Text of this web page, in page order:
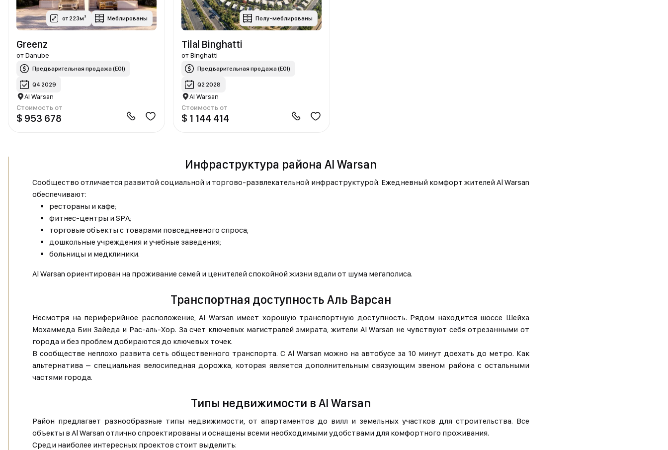
от 223м² Меблированы
Greenz
отDanube
Предварительная продажа (EOI)
Q4 2029
Al Warsan
Стоимость от
$ 953 678
Полу-меблированы
Tilal Binghatti
отBinghatti
Предварительная продажа (EOI)
Q2 2028
Al Warsan
Стоимость от
$ 1 144 414
Инфраструктура района Al Warsan
Сообщество отличается развитой социальной и торгово-развлекательной инфраструктурой. Ежедневный комфорт жителей Al Warsan
обеспечивают:
рестораны и кафе;
фитнес-центры и SPA;
торговые объекты с товарами повседневного спроса;
дошкольные учреждения и учебные заведения;
больницы и медклиники.
Al Warsan ориентирован на проживание семей и ценителей спокойной жизни вдали от шума мегаполиса.
Транспортная доступность Аль Варсан
Несмотря на периферийное расположение, Al Warsan имеет хорошую транспортную доступность. Рядом находится шоссе Шейха
Мохаммеда Бин Зайеда и Рас-аль-Хор. За счет ключевых магистралей эмирата, жители Al Warsan не чувствуют себя отрезанными от
города и без проблем добираются до ключевых точек.
В сообществе неплохо развита сеть общественного транспорта. С Al Warsan можно на автобусе за 10 минут доехать до метро. Как
альтернатива – специальная велосипедная дорожка, которая является дополнительным связующим звеном района с остальными
частями города.
Типы недвижимости в Al Warsan
Район предлагает разнообразные типы недвижимости, от апартаментов до вилл и земельных участков для строительства. Все
объекты в Al Warsan отлично спроектированы и оснащены всеми необходимыми удобствами для комфортного проживания.
Среди наиболее интересных проектов стоит выделить: